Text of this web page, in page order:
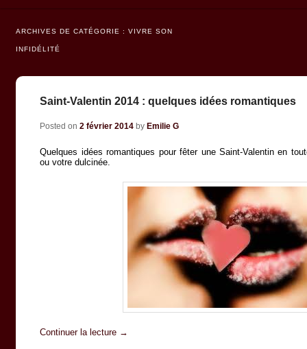
ARCHIVES DE CATÉGORIE :VIVRE SON
INFIDÉLITÉ
Saint-Valentin 2014 : quelques idées romantiques
Posted on2 février 2014 byEmilie G
Quelques idées romantiques pour fêter une Saint-Valentin en
ou votre dulcinée.
Continuer la lecture →